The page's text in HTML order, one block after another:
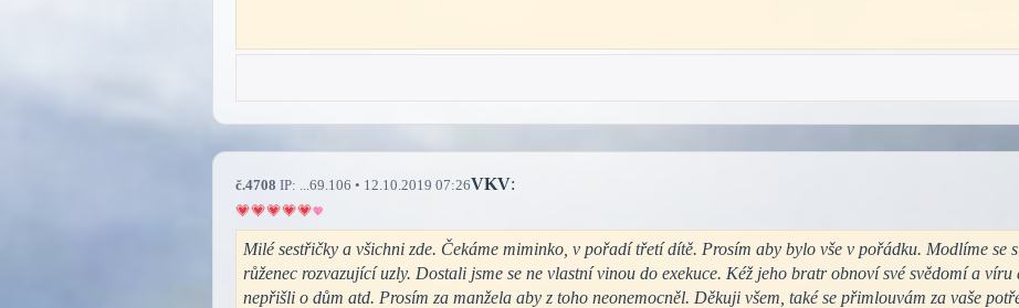
č.4708 IP: ...69.106 • 12.10.2019 07:26VKV:
Milé sestřičky a všichni zde. Čekáme miminko, v pořadí třetí dítě. Prosím aby bylo vše v pořádku. Modlíme se
růženec rozvazující uzly. Dostali jsme se ne vlastní vinou do exekuce. Kéž jeho bratr obnoví své svědomí a víru
nepřišli o dům atd. Prosím za manžela aby z toho neonemocněl. Děkuji všem, také se přimlouvám za vaše